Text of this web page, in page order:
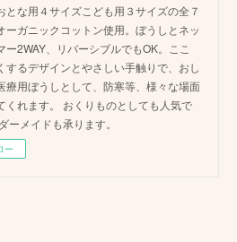
とな用４サイズこども用３サイズの全７
ーガニックコットン使用。ぼうしとネッ
ー2WAY、リバーシブルでもOK。ここ
するデザインとやさしい手触りで、おし
療用ぼうしとして、防寒等、様々な場面
くれます。 おくりものとしても人気で
ーメイドも承ります。
ー